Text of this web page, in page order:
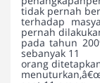
tidak pernah
terhadap
pernah
pada tahun
sebanyak 11
orang